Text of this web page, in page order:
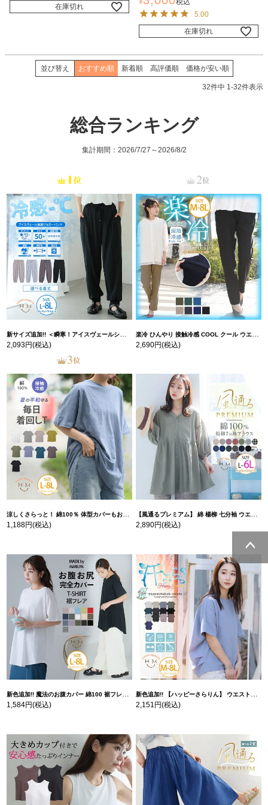
在庫切れ
¥
税込
5.00
在庫切れ
並び替え おすすめ順 新着順 高評価順 価格が安い順
32件中 1-32件表示
総合ランキング
集計期間：2026/7/27～2026/8/2
新サイズ追加!! ＜瞬寒！アイスヴェールシリーズ＞ 美脚 ジョガーパンツ 【ウェストゴム】 【ストレッチ】 | 大きいサイズの通販ならハッピーマリリン
2,093円(税込)
楽冷 ひんやり 接触冷感 COOL クール ウエストゴム 楽ちん ストレッチ 美脚 レギパン 【ストレッチ】 | 大きいサイズの通販ならハッピーマリリン
2,690円(税込)
涼しくさらっと！ 綿100％ 体型カバーもお洒落も叶える 風合いコットン ゆるシルエット ドルマン | 大きいサイズの通販ならハッピーマリリン
1,188円(税込)
【風通るプレミアム】 綿 楊柳 七分袖 ウエストギャザー ブラウス | 大きいサイズの通販ならハッピーマリリン
2,890円(税込)
新色追加!! 魔法のお腹カバー 綿100 裾フレア Tシャツ | 大きいサイズの通販ならハッピーマリリン
1,584円(税込)
新色追加!! 【ハッピーさらりん】 ウエストタック入り スッキリ魅せ コクーントップス | 大きいサイズの通販ならハッピーマリリン
2,151円(税込)
ページトッ
プへ